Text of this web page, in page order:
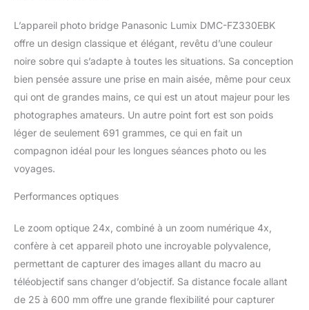
L’appareil photo bridge Panasonic Lumix DMC-FZ330EBK
offre un design classique et élégant, revêtu d’une couleur
noire sobre qui s’adapte à toutes les situations. Sa conception
bien pensée assure une prise en main aisée, même pour ceux
qui ont de grandes mains, ce qui est un atout majeur pour les
photographes amateurs. Un autre point fort est son poids
léger de seulement 691 grammes, ce qui en fait un
compagnon idéal pour les longues séances photo ou les
voyages.
Performances optiques
Le zoom optique 24x, combiné à un zoom numérique 4x,
confère à cet appareil photo une incroyable polyvalence,
permettant de capturer des images allant du macro au
téléobjectif sans changer d’objectif. Sa distance focale allant
de 25 à 600 mm offre une grande flexibilité pour capturer